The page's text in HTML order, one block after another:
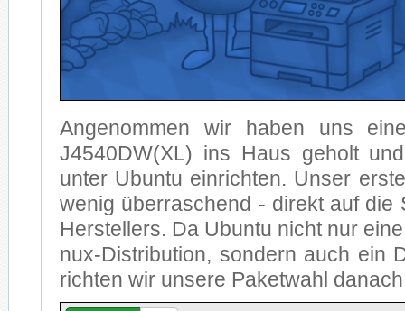
An­ge­nom­men wir ha­ben uns
J4540DW(XL) ins Haus ge­holt
un­ter Ubun­tu ein­rich­ten. Un­ser
we­nig über­ra­schend - di­rekt auf die
Her­stel­lers. Da Ubun­tu nicht nur
nux-Dis­tri­bu­ti­on, son­dern auch ein
rich­ten wir un­se­re Pa­ket­wahl